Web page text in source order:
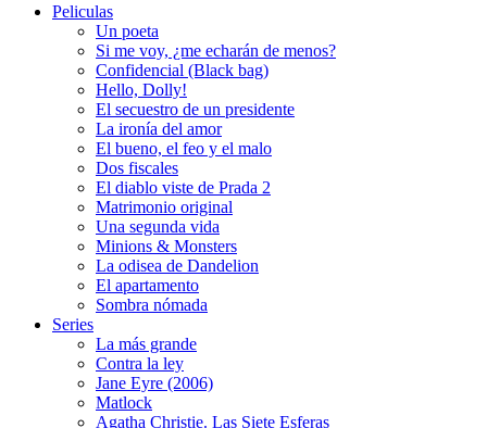
Peliculas
Un poeta
Si me voy, ¿me echarán de menos?
Confidencial (Black bag)
Hello, Dolly!
El secuestro de un presidente
La ironía del amor
El bueno, el feo y el malo
Dos fiscales
El diablo viste de Prada 2
Matrimonio original
Una segunda vida
Minions & Monsters
La odisea de Dandelion
El apartamento
Sombra nómada
Series
La más grande
Contra la ley
Jane Eyre (2006)
Matlock
Agatha Christie. Las Siete Esferas